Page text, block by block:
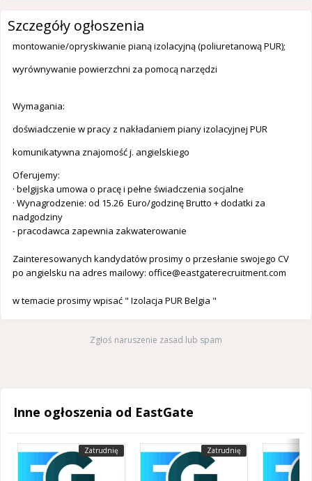
Szczegóły ogłoszenia
montowanie/opryskiwanie pianą izolacyjną (poliuretanową PUR);
wyrównywanie powierzchni za pomocą narzędzi
Wymagania:
doświadczenie w pracy z nakładaniem piany izolacyjnej PUR
komunikatywna znajomość j. angielskiego
Oferujemy:
· belgijska umowa o pracę i pełne świadczenia socjalne
· Wynagrodzenie: od 15.26 Euro/godzinę Brutto + dodatki za
nadgodziny
- pracodawca zapewnia zakwaterowanie
Zainteresowanych kandydatów prosimy o przesłanie swojego CV
po angielsku na adres mailowy: office@eastgaterecruitment.com
w temacie prosimy wpisać " Izolacja PUR Belgia "
Zgłoś naruszenie zasad lub spam
Inne ogłoszenia od EastGate
Zatrudnię Zatrudnię